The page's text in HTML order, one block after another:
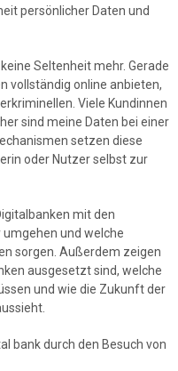
persönlicher Daten und
Seltenheit mehr. Gerade
vollständig online anbieten,
Viele Kundinnen
sind meine Daten bei einer
setzen diese
oder Nutzer selbst zur
mit den
und welche
sorgen. Außerdem zeigen
ausgesetzt sind, welche
und wie die Zukunft der
bank durch den Besuch von